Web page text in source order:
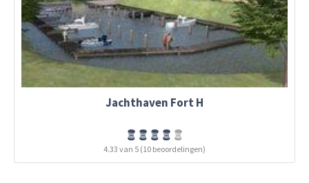
Jachthaven Fort H
4.33 van 5 (10 beoordelingen)